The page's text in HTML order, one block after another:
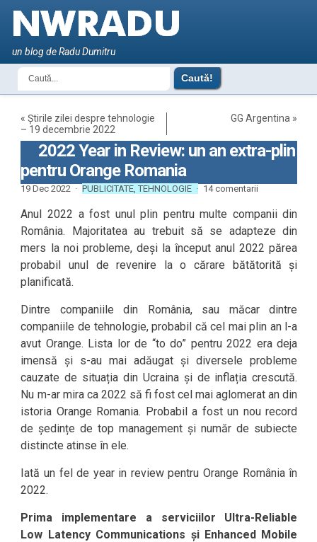
un blog de Radu Dumitru
«Știrile zilei despre tehnologie
– 19 decembrie 2022
GG Argentina »
2022 Year in Review: un an extra-plin
pentru Orange Romania
19 Dec 2022 · PUBLICITATE,TEHNOLOGIE · 14 comentarii
Anul 2022 a fost unul plin pentru multe companii din
România. Majoritatea au trebuit să se adapteze din
mers la noi probleme, deși la început anul 2022 părea
probabil unul de revenire la o cărare bătătorită și
planificată.
Dintre companiile din România, sau măcar dintre
companiile de tehnologie, probabil că cel mai plin an l-a
avut Orange. Lista lor de “to do” pentru 2022 era deja
imensă și s-au mai adăugat și diversele probleme
cauzate de situația din Ucraina și de inflația crescută.
Nu m-ar mira ca 2022 să fi fost cel mai aglomerat an din
istoria Orange Romania. Probabil a fost un nou record
de ședințe de top management și număr de subiecte
distincte atinse în ele.
Iată un fel de year in review pentru Orange România în
2022.
Prima implementare a serviciilor Ultra-Reliable
Low Latency Communications și Enhanced Mobile